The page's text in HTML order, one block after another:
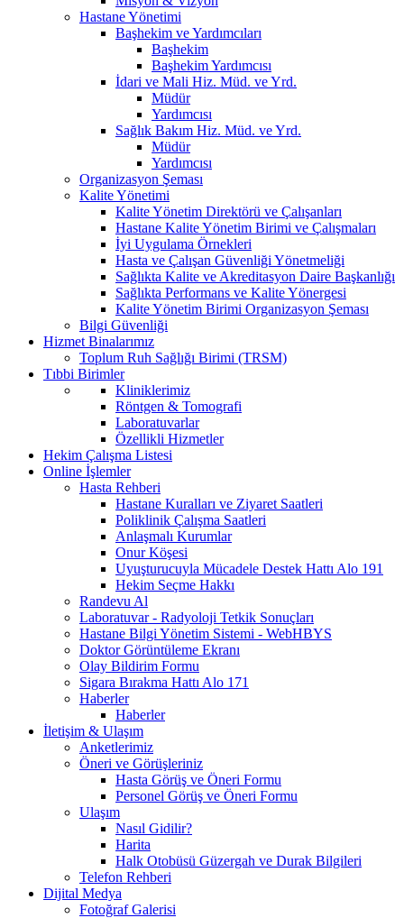
Hastane Yönetimi
Başhekim ve Yardımcıları
Başhekim
Başhekim Yardımcısı
İdari ve Mali Hiz. Müd. ve Yrd.
Müdür
Yardımcısı
Sağlık Bakım Hiz. Müd. ve Yrd.
Müdür
Yardımcısı
Organizasyon Şeması
Kalite Yönetimi
Kalite Yönetim Direktörü ve Çalışanları
Hastane Kalite Yönetim Birimi ve Çalışmaları
İyi Uygulama Örnekleri
Hasta ve Çalışan Güvenliği Yönetmeliği
Sağlıkta Kalite ve Akreditasyon Daire Başkanlığı
Sağlıkta Performans ve Kalite Yönergesi
Kalite Yönetim Birimi Organizasyon Şeması
Bilgi Güvenliği
Hizmet Binalarımız
Toplum Ruh Sağlığı Birimi (TRSM)
Tıbbi Birimler
Kliniklerimiz
Röntgen & Tomografi
Laboratuvarlar
Özellikli Hizmetler
Hekim Çalışma Listesi
Online İşlemler
Hasta Rehberi
Hastane Kuralları ve Ziyaret Saatleri
Poliklinik Çalışma Saatleri
Anlaşmalı Kurumlar
Onur Köşesi
Uyuşturucuyla Mücadele Destek Hattı Alo 191
Hekim Seçme Hakkı
Randevu Al
Laboratuvar - Radyoloji Tetkik Sonuçları
Hastane Bilgi Yönetim Sistemi - WebHBYS
Doktor Görüntüleme Ekranı
Olay Bildirim Formu
Sigara Bırakma Hattı Alo 171
Haberler
Haberler
İletişim & Ulaşım
Anketlerimiz
Öneri ve Görüşleriniz
Hasta Görüş ve Öneri Formu
Personel Görüş ve Öneri Formu
Ulaşım
Nasıl Gidilir?
Harita
Halk Otobüsü Güzergah ve Durak Bilgileri
Telefon Rehberi
Dijital Medya
Fotoğraf Galerisi